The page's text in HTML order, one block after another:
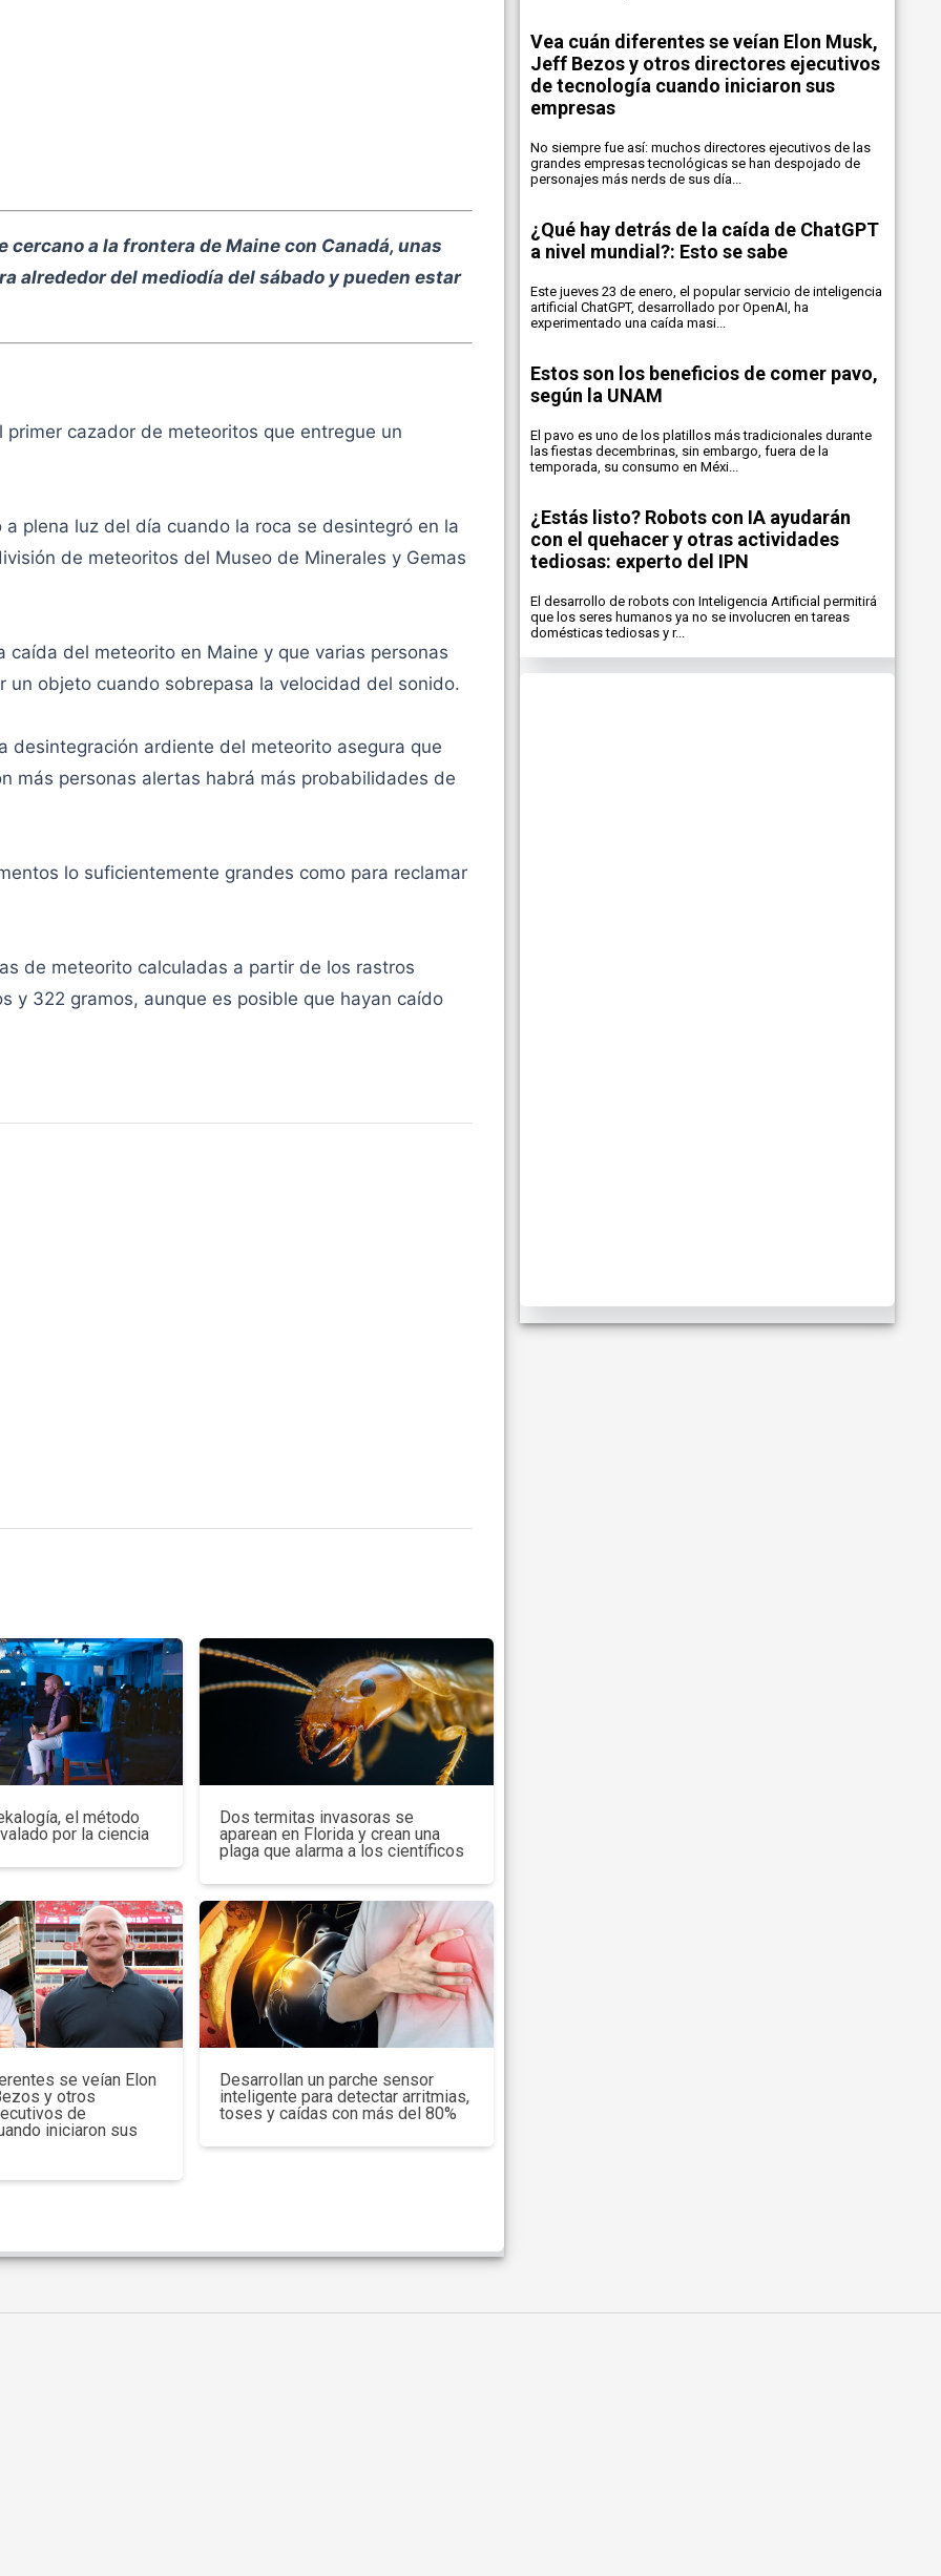
a la frontera de Maine con Canadá, unas
alrededor del mediodía del sábado y pueden estar
cazador de meteoritos que entregue un
plena luz del día cuando la roca se desintegró en la
de meteoritos del Museo de Minerales y Gemas
del meteorito en Maine y que varias personas
un objeto cuando sobrepasa la velocidad del sonido.
desintegración ardiente del meteorito asegura que
más personas alertas habrá más probabilidades de
lo suficientemente grandes como para reclamar
de meteorito calculadas a partir de los rastros
y 322 gramos, aunque es posible que hayan caído
el método
por la ciencia
Dos termitas invasoras se
aparean en Florida y crean una
plaga que alarma a los científicos
se veían Elon
y otros
de
iniciaron sus
Desarrollan un parche sensor
inteligente para detectar arritmias,
toses y caídas con más del 80%
Vea cuán diferentes se veían Elon Musk,
Jeff Bezos y otros directores ejecutivos
de tecnología cuando iniciaron sus
empresas
No siempre fue así: muchos directores ejecutivos de las
grandes empresas tecnológicas se han despojado de
personajes más nerds de sus día...
¿Qué hay detrás de la caída de ChatGPT
a nivel mundial?: Esto se sabe
Este jueves 23 de enero, el popular servicio de inteligencia
artificial ChatGPT, desarrollado por OpenAI, ha
experimentado una caída masi...
Estos son los beneficios de comer pavo,
según la UNAM
El pavo es uno de los platillos más tradicionales durante
las fiestas decembrinas, sin embargo, fuera de la
temporada, su consumo en Méxi...
¿Estás listo? Robots con IA ayudarán
con el quehacer y otras actividades
tediosas: experto del IPN
El desarrollo de robots con Inteligencia Artificial permitirá
que los seres humanos ya no se involucren en tareas
domésticas tediosas y r...